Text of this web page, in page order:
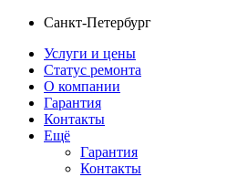
Санкт-Петербург
Услуги и цены
Статус ремонта
О компании
Гарантия
Контакты
Ещё
Гарантия
Контакты